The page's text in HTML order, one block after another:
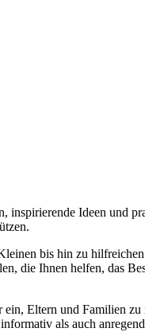
Ideen und
bis hin zu
die Ihnen helfen, das
Eltern und Familien
als auch